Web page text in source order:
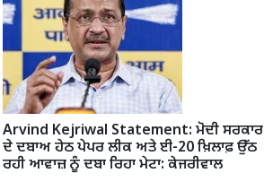
Arvind Kejriwal Statement: ਮੋਦੀ ਸਰਕਾਰ
ਦੇ ਦਬਾਅ ਹੇਠ ਪੇਪਰ ਲੀਕ ਅਤੇ ਈ-20 ਖ਼ਿਲਾਫ਼ ਉੱਠ
ਰਹੀ ਆਵਾਜ਼ ਨੂੰ ਦਬਾ ਰਿਹਾ ਮੇਟਾ: ਕੇਜਰੀਵਾਲ